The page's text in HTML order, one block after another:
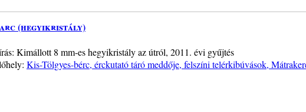
(hegyikristály)
Kimállott 8 mm-es hegyikristály az útról, 2011. évi gyűjtés
Kis-Tölgyes-bérc, érckutató táró meddője, felszíni telérkibúvások,